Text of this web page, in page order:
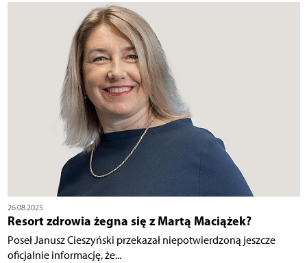
26.08.2025
Resort zdrowia żegna się z Martą Maciążek?
Poseł Janusz Cieszyński przekazał niepotwierdzoną jeszcze
oficjalnie informację, że...